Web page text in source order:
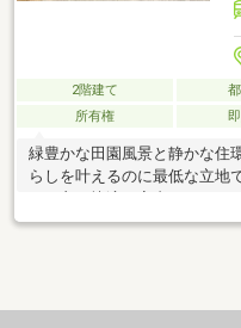
2階建て
所有権
緑豊かな田園風景と静かな住
らしを叶えるのに最低な立地